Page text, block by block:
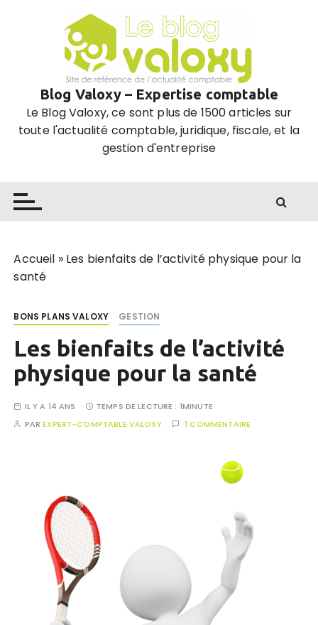
Blog Valoxy – Expertise comptable
Le Blog Valoxy, ce sont plus de 1500 articles sur
toute l'actualité comptable, juridique, fiscale, et la
gestion d'entreprise
Accueil » Les bienfaits de l’activité physique pour la
santé
BONS PLANS VALOXY GESTION
Les bienfaits de l’activité
physique pour la santé
IL Y A 14 ANS TEMPS DE LECTURE : 1MINUTE
PAREXPERT-COMPTABLE VALOXY 1 COMMENTAIRE